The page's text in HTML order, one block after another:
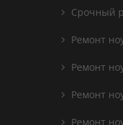
Срочный
Ремонт
Ремонт
Ремонт
Ремонт